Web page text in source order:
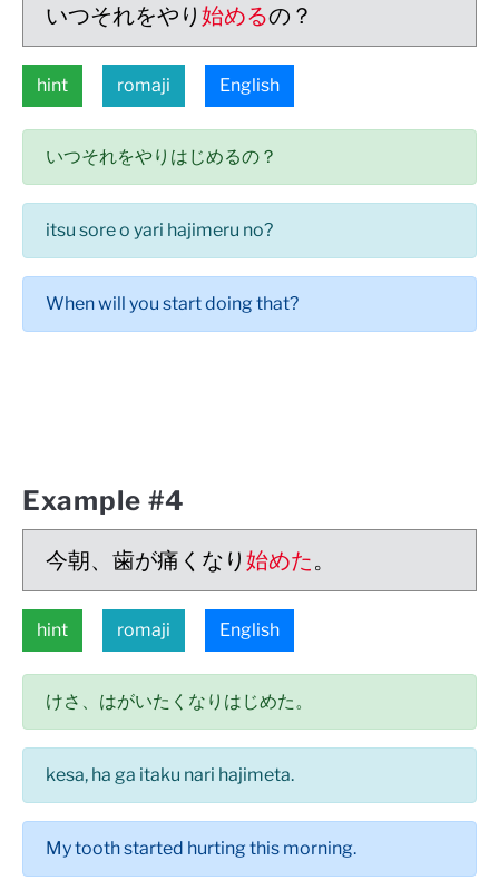
いつそれをやり 始めるの？
hint romaji English
いつそれをやりはじめるの？
itsu sore o yari hajimeru no?
When will you start doing that?
Example #4
今朝、歯が痛くなり 始めた。
hint romaji English
けさ、はがいたくなりはじめた。
kesa, ha ga itaku nari hajimeta.
My tooth started hurting this morning.